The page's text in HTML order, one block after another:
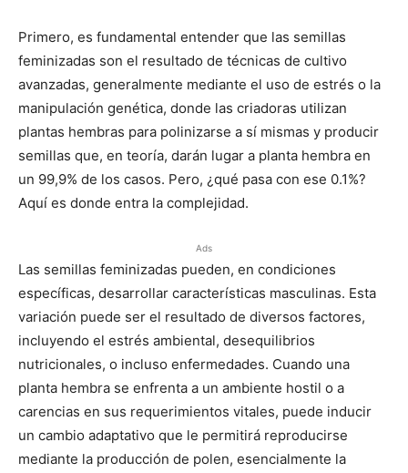
Primero, es fundamental entender que las semillas
feminizadas son el resultado de técnicas de cultivo
avanzadas, generalmente mediante el uso de estrés o la
manipulación genética, donde las criadoras utilizan
plantas hembras para polinizarse a sí mismas y producir
semillas que, en teoría, darán lugar a planta hembra en
un 99,9% de los casos. Pero, ¿qué pasa con ese 0.1%?
Aquí es donde entra la complejidad.
Ads
Las semillas feminizadas pueden, en condiciones
específicas, desarrollar características masculinas. Esta
variación puede ser el resultado de diversos factores,
incluyendo el estrés ambiental, desequilibrios
nutricionales, o incluso enfermedades. Cuando una
planta hembra se enfrenta a un ambiente hostil o a
carencias en sus requerimientos vitales, puede inducir
un cambio adaptativo que le permitirá reproducirse
mediante la producción de polen, esencialmente la